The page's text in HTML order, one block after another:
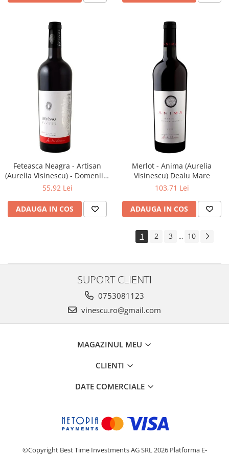
Feteasca Neagra - Artisan
(Aurelia Visinescu) - Domeniile
Sahateni
55,92 Lei
ADAUGA IN COS
Merlot - Anima (Aurelia
Visinescu) Dealu Mare
103,71 Lei
ADAUGA IN COS
1 2 3 ... 10
SUPORT CLIENTI
0753081123
vinescu.ro@gmail.com
MAGAZINUL MEU
CLIENTI
DATE COMERCIALE
©Copyright Best Time Investments AG SRL 2026 Platforma E-